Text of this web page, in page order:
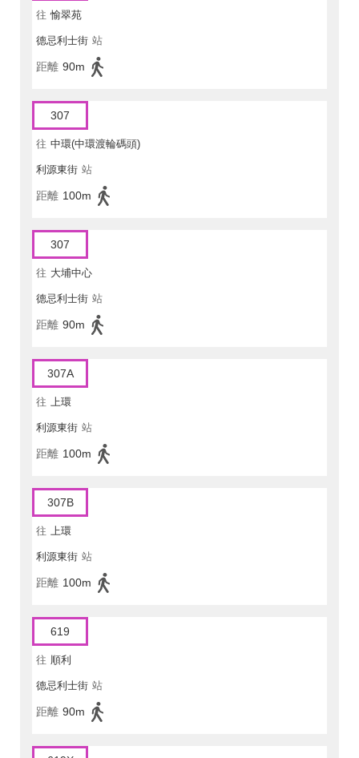
往 愉翠苑
德忌利士街 站
距離 90m
307
往 中環(中環渡輪碼頭)
利源東街 站
距離 100m
307
往 大埔中心
德忌利士街 站
距離 90m
307A
往 上環
利源東街 站
距離 100m
307B
往 上環
利源東街 站
距離 100m
619
往 順利
德忌利士街 站
距離 90m